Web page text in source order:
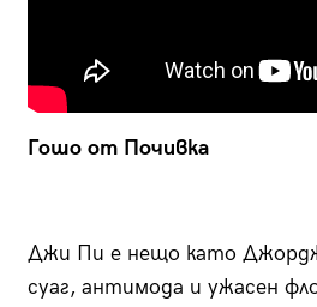
Гошо от Почивка
Джи Пи е нещо като
суаг, антимода и ужасен